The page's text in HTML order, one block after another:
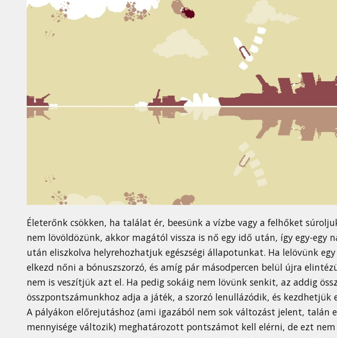
Életerőnk csökken, ha találat ér, beesünk a vízbe vagy a felhőket
nem lövöldözünk, akkor magától vissza is nő egy idő után, így egy-egy
után eliszkolva helyrehozhatjuk egészségi állapotunkat. Ha lelövünk
elkezd nőni a bónuszszorzó, és amíg pár másodpercen belül újra
nem is veszítjük azt el. Ha pedig sokáig nem lövünk senkit, az addig
összpontszámunkhoz adja a játék, a szorzó lenullázódik, és kezdhetjük
A pályákon előrejutáshoz (ami igazából nem sok változást jelent, talán
mennyisége változik) meghatározott pontszámot kell elérni, de ezt